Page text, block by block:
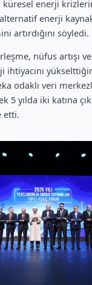
küresel enerji
alternatif enerji
artırdığını söyledi.
nüfus artışı
ihtiyacını
odaklı veri
5 yılda iki katına
etti.